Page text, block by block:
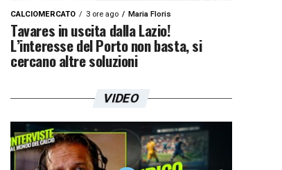
CALCIOMERCATO 3 ore ago Maria Floris
Tavares in uscita dalla Lazio!
L’interesse del Porto non basta, si
cercano altre soluzioni
VIDEO